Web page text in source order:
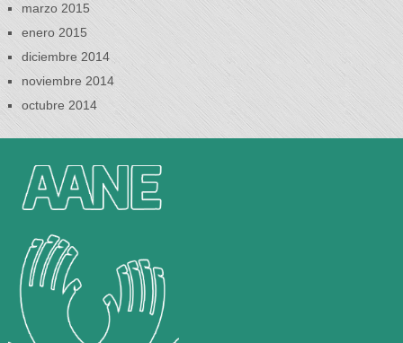
marzo 2015
enero 2015
diciembre 2014
noviembre 2014
octubre 2014